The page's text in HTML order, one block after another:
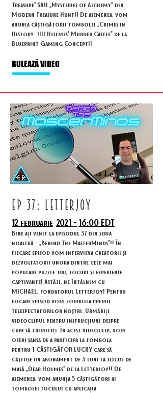
Treasure” SAU „Mysteries of Alchemy” din
Modern Treasure Hunt!! De asemenea, vom
anunța câștigătorii tombolei „Crimes in
History: HH Holmes' Murder Castle” de la
Blueprint Gaming Concept!!
RULEAZĂ VIDEO
ep 37: letterjoy
12 februarie 2021 - 16:00 EDT
Bine ați venit la episodul 37 din seria
noastră - „Behind The MasterMinds”!! În
fiecare episod vom intervieva creatorii și
dezvoltatorii unora dintre cele mai
populare puzzle-uri, jocuri și experiențe
captivante! Astăzi, ne întâlnim cu
MICHAEL, fondatorul Letterjoy! Pentru
fiecare episod vom tombola premii
telespectatorilor noștri. Urmăriți
videoclipul pentru instrucțiuni despre
cum să trimiteți. În acest videoclip, vom
oferi șansa de a participa la tombola
pentru 1 CÂȘTIGĂTOR LUCKY care să
câștige un abonament de 3 luni la jocul de
masă „Dear Holmes” de la Letterjoy!! De
asemenea, vom anunța 5 câștigători ai
tombolei jocului cu aplicația